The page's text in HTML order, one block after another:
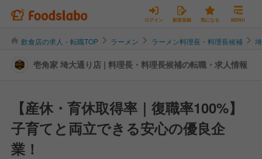
ログイン 新規登録 気になる MENU
飲食店の求人・転職TOP ラーメン ラーメン料理長・料理長候補
壱角家 埼大通り店 | 料理長・料理長候補の転職・求人情報
【産休・育休取得率｜復職率100%】
子育てと両立できる安心の優良企
業！